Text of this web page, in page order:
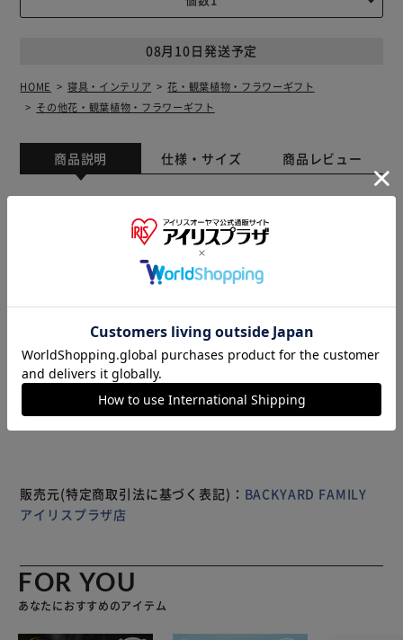
08月10日発送予定
HOME 寝具・インテリア
花・観葉植物・フラワーギフト
その他花・観葉植物・フラワーギフト
商品説明 仕様・サイズ 商品レビュー
フラワー「ブリキアレンジ」が新発売。 【お花を気軽に飾
れる】 本物のお花のような繊細な作りで枯れることもな
く、水やりなどのお世話も不要♪ 【香りも楽しめる】 石鹸
でできているので、ふんわり香る心地良い香りを楽しめるの
もポイント。※ 【届いてそのまま飾れる】 そのまま飾れる
パッケージ入り♪パッケージから出してもブリキバケツで可
愛く飾れるのも◎ 【小さいのに存在感抜群】 コンパクトだ
けどボリューミーなフラワーでアレンジを施し存在感もある
インテリア小物。 【家族やお世話になった方に】 お子さま
やお孫さんへの進学入学、お世話になった方へのプレゼント
にもピッタリ♪ 【注意点】 ※鑑賞のため、石鹸・入浴剤と
もっと見る
※製品は予告なく仕様を変更する場合がございます。あらか
じめご了承ください。
販売元(特定商取引法に基づく表記)： BACKYARD FAMILY
アイリスプラザ店
FOR YOU
あなたにおすすめのアイテム